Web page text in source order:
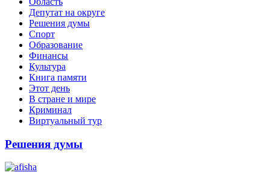
Депутат на округе
Решения думы
Спорт
Образование
Финансы
Культура
Книга памяти
Этот день
В стране и мире
Криминал
Виртуальный тур
Решения думы